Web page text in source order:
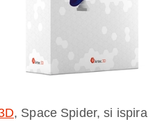
, Space Spider, si ispira